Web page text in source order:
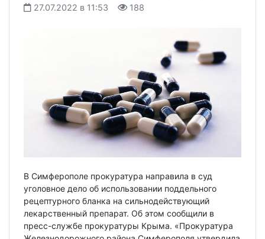
27.07.2022 в 11:53 188
В Симферополе прокуратура направила в суд
уголовное дело об использовании поддельного
рецептурного бланка на сильнодействующий
лекарственный препарат. Об этом сообщили в
пресс-службе прокуратуры Крыма. «Прокуратура